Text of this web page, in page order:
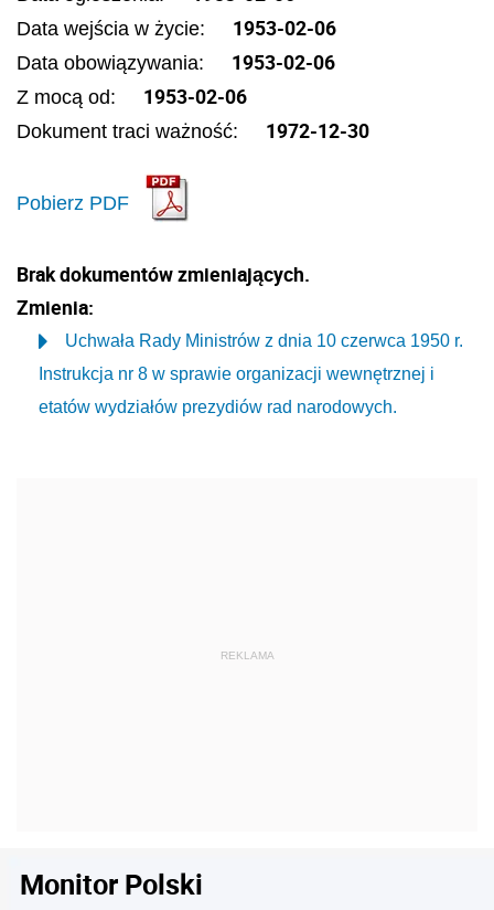
Data wejścia w życie: 1953-02-06
Data obowiązywania: 1953-02-06
Z mocą od: 1953-02-06
Dokument traci ważność: 1972-12-30
Pobierz PDF
Brak dokumentów zmieniających.
Zmienia:
Uchwała Rady Ministrów z dnia 10 czerwca 1950 r.
Instrukcja nr 8 w sprawie organizacji wewnętrznej i
etatów wydziałów prezydiów rad narodowych.
Monitor Polski